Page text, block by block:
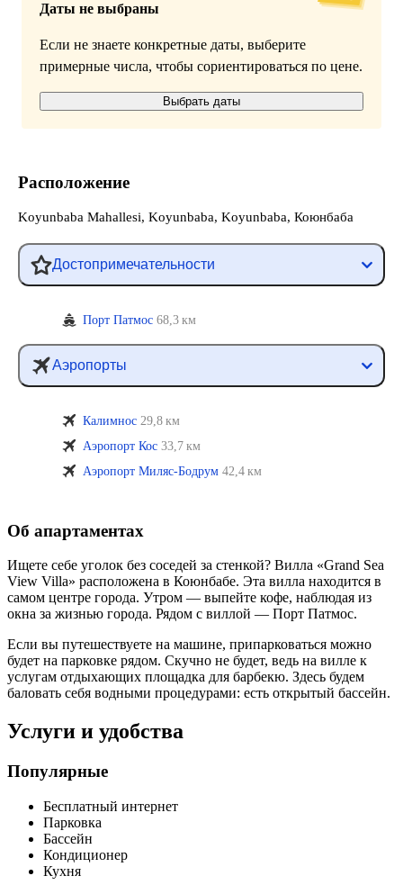
Даты не выбраны
Если не знаете конкретные даты, выберите
примерные числа, чтобы сориентироваться по цене.
Выбрать даты
Расположение
Koyunbaba Mahallesi, Koyunbaba, Koyunbaba, Коюнбаба
Достопримечательности
Порт Патмос 68,3 км
Аэропорты
Калимнос 29,8 км
Аэропорт Кос 33,7 км
Аэропорт Миляс-Бодрум 42,4 км
Об апартаментах
Ищете себе уголок без соседей за стенкой? Вилла «Grand Sea
View Villa» расположена в Коюнбабе. Эта вилла находится в
самом центре города. Утром — выпейте кофе, наблюдая из
окна за жизнью города. Рядом с виллой — Порт Патмос.
Если вы путешествуете на машине, припарковаться можно
будет на парковке рядом. Скучно не будет, ведь на вилле к
услугам отдыхающих площадка для барбекю. Здесь будем
баловать себя водными процедурами: есть открытый бассейн.
Услуги и удобства
Популярные
Бесплатный интернет
Парковка
Бассейн
Кондиционер
Кухня